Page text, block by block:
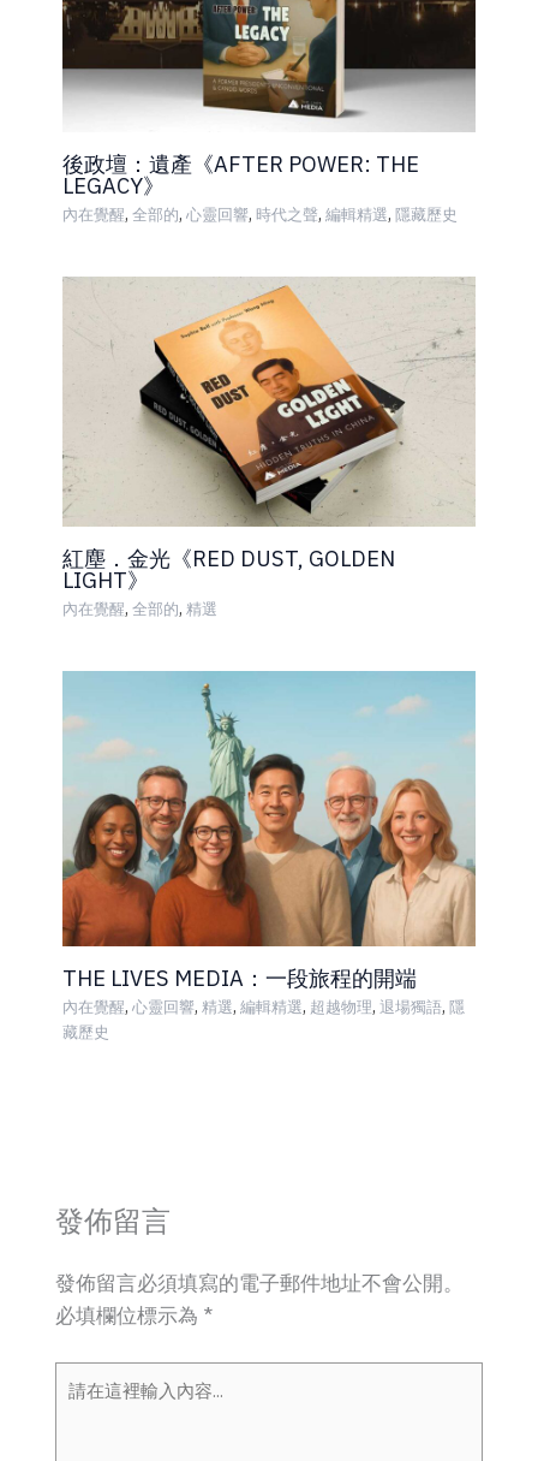
後政壇：遺產《AFTER POWER: THE
LEGACY》
內在覺醒, 全部的, 心靈回響, 時代之聲, 編輯精選, 隱藏歷史
紅塵．金光《RED DUST, GOLDEN
LIGHT》
內在覺醒, 全部的, 精選
THE LIVES MEDIA：一段旅程的開端
內在覺醒, 心靈回響, 精選, 編輯精選, 超越物理, 退場獨語, 隱
藏歷史
發佈留言
發佈留言必須填寫的電子郵件地址不會公開。
必填欄位標示為 *
請